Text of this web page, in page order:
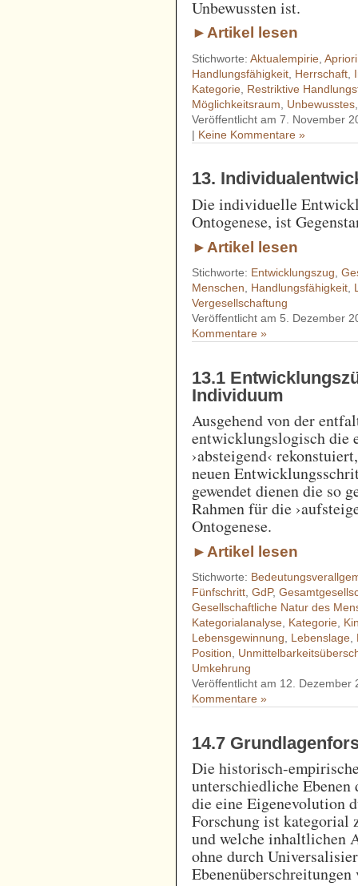
Unbewussten ist.
►Artikel lesen
Stichworte:Aktualempirie ,
Handlungsfähigkeit Herrschaft
Kategorie Restriktive
Möglichkeitsraum
Unbewusstes
Veröffentlicht am 7. November
| Keine Kommentare »
13.
Die individuelle
Ontogenese, ist
►Artikel lesen
Stichworte: Entwicklungszug ,
Menschen
Handlungsfähigkeit
Vergesellschaftung
Veröffentlicht am 5. Dezember
Kommentare »
13.1
Individuum
Ausgehend von der
entwicklungslogisch die
›absteigend‹
neuen
gewendet dienen die so
Rahmen für die
Ontogenese.
►Artikel lesen
Stichworte:
Fünfschritt ,GdP,
Gesellschaftliche Natur des
Kategorialanalyse Kategorie
Lebensgewinnung
Lebenslage
Position
Umkehrung
Veröffentlicht am 12. Dezember
Kommentare »
14.7
Die historisch-
unterschiedliche
die eine Eigenevolution
Forschung ist kategorial
und welche inhaltlichen
ohne durch
Ebenenüberschreitungen